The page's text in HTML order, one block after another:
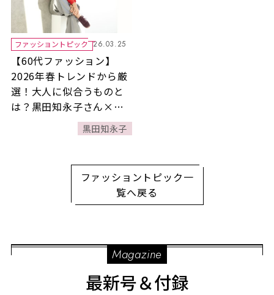
ファッショントピック 26.03.25
【60代ファッション】
2026年春トレンドから厳
選！大人に似合うものと
は？黒田知永子さん×樋
田直子さんが対談【隔月
連載／黒⽥知永⼦さんが
黒田知永子
ファッショントピック一
覧へ戻る
Magazine
最新号＆付録